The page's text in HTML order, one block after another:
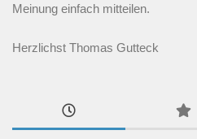
Meinung einfach mitteilen.
Herzlichst Thomas Gutteck